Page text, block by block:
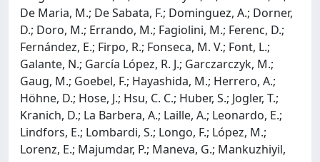
De Maria, M.; De Sabata, F.; Dominguez, A.; Dorner,
D.; Doro, M.; Errando, M.; Fagiolini, M.; Ferenc, D.;
Fernández, E.; Firpo, R.; Fonseca, M. V.; Font, L.;
Galante, N.; García López, R. J.; Garczarczyk, M.;
Gaug, M.; Goebel, F.; Hayashida, M.; Herrero, A.;
Höhne, D.; Hose, J.; Hsu, C. C.; Huber, S.; Jogler, T.;
Kranich, D.; La Barbera, A.; Laille, A.; Leonardo, E.;
Lindfors, E.; Lombardi, S.; Longo, F.; López, M.;
Lorenz, E.; Majumdar, P.; Maneva, G.; Mankuzhiyil,